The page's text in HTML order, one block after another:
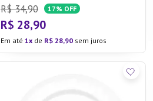
R$ 34,90 17% OFF
R$ 28,90
Em até 1 de R$ 28,90sem juros